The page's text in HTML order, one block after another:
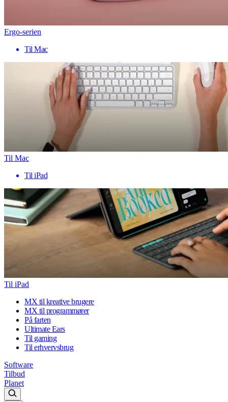
Ergo-serien
Til Mac
Til Mac
Til iPad
Til iPad
MX til kreative brugere
MX til programmører
På farten
Ultimate Ears
Til gaming
Til erhvervsbrug
Software
Tilbud
Planet